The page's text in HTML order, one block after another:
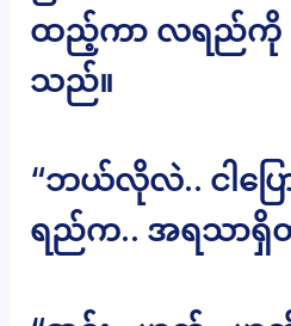
ထည့်ကာ လရည်ကို
သည်။
“ဘယ်လိုလဲ.. ငါပြ
ရည်က.. အရသာရှိ